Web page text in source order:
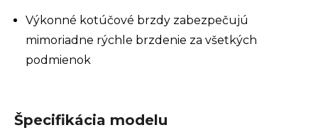
Výkonné kotúčové brzdy zabezpečujú
mimoriadne rýchle brzdenie za všetkých
podmienok
Špecifikácia modelu